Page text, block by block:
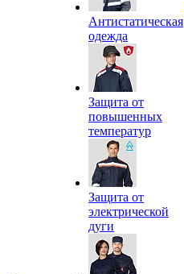
Антистатическая
одежда
Защита от
повышенных
температур
Защита от
электрической
дуги